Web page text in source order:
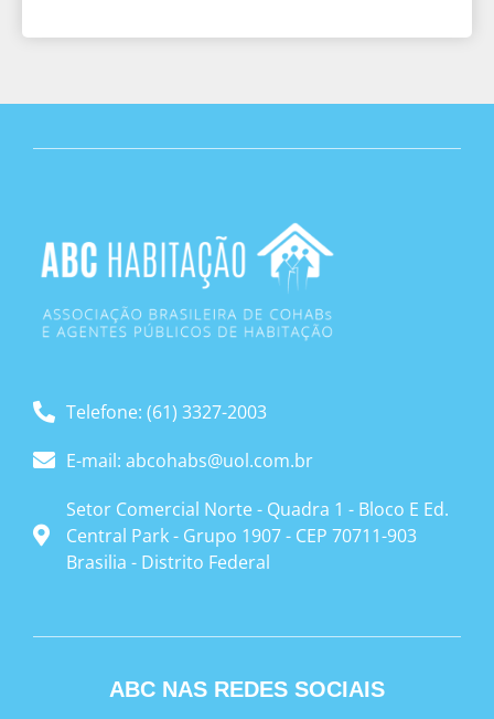
Telefone: (61) 3327-2003
E-mail: abcohabs@uol.com.br
Setor Comercial Norte - Quadra 1 - Bloco E Ed.
Central Park - Grupo 1907 - CEP 70711-903
Brasilia - Distrito Federal
ABC NAS REDES SOCIAIS